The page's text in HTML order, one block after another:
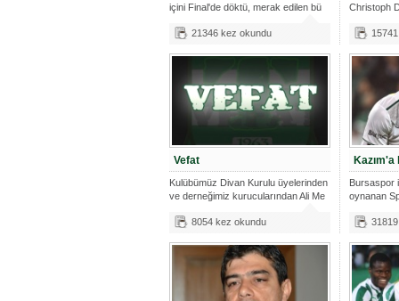
içini Final'de döktü, merak edilen bü
21346 kez okundu
Christoph
Vefat
Kulübümüz Divan Kurulu üyelerinden
ve derneğimiz kurucularından Ali Me
8054 kez okundu
Bursaspor
oynanan